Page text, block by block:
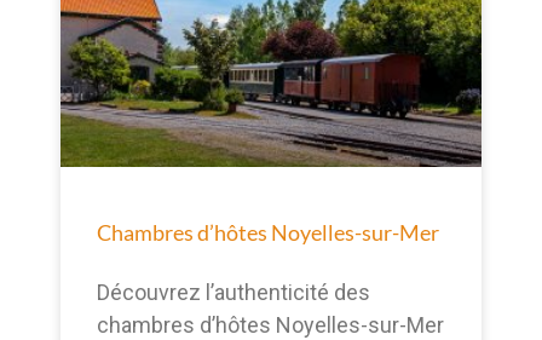
Chambres d’hôtes Noyelles-sur-Mer
Découvrez l’authenticité des
chambres d’hôtes Noyelles-sur-Mer